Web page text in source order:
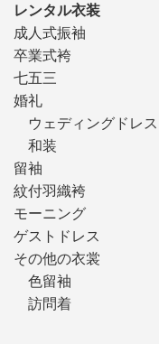
レンタル衣装
成人式振袖
卒業式袴
七五三
婚礼
ウェディングドレス
和装
留袖
紋付羽織袴
モーニング
ゲストドレス
その他の衣裳
色留袖
訪問着